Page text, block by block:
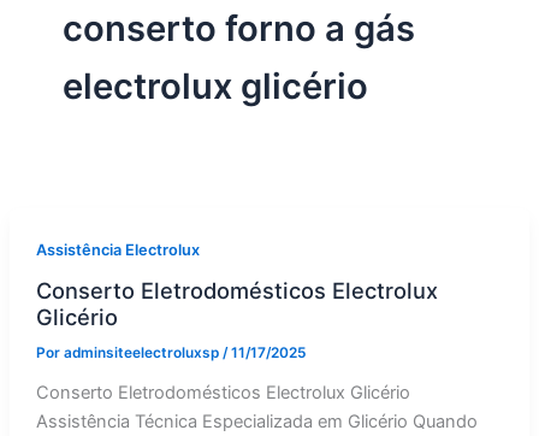
conserto forno a gás
electrolux glicério
Assistência Electrolux
Conserto Eletrodomésticos Electrolux
Glicério
Por adminsiteelectroluxsp /11/17/2025
Conserto Eletrodomésticos Electrolux Glicério
Assistência Técnica Especializada em Glicério Quando